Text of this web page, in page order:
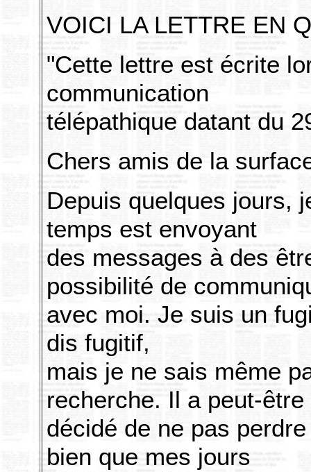
VOICI LA LETTRE EN
"Cette lettre est écrite
communication
télépathique datant du
Chers amis de la
Depuis quelques jours,
temps est envoyant
des messages à des
possibilité de
avec moi. Je suis un
dis fugitif,
mais je ne sais même
recherche. Il a peut-être
décidé de ne pas
bien que mes jours